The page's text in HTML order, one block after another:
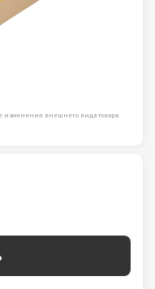
изменения внешнего вида товара